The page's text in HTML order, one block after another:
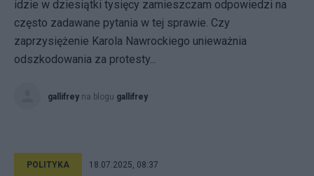
idzie w dziesiątki tysięcy zamieszczam odpowiedzi na
często zadawane pytania w tej sprawie. Czy
zaprzysiężenie Karola Nawrockiego unieważnia
odszkodowania za protesty...
gallifrey na blogu gallifrey
POLITYKA 18.07.2025, 08:37